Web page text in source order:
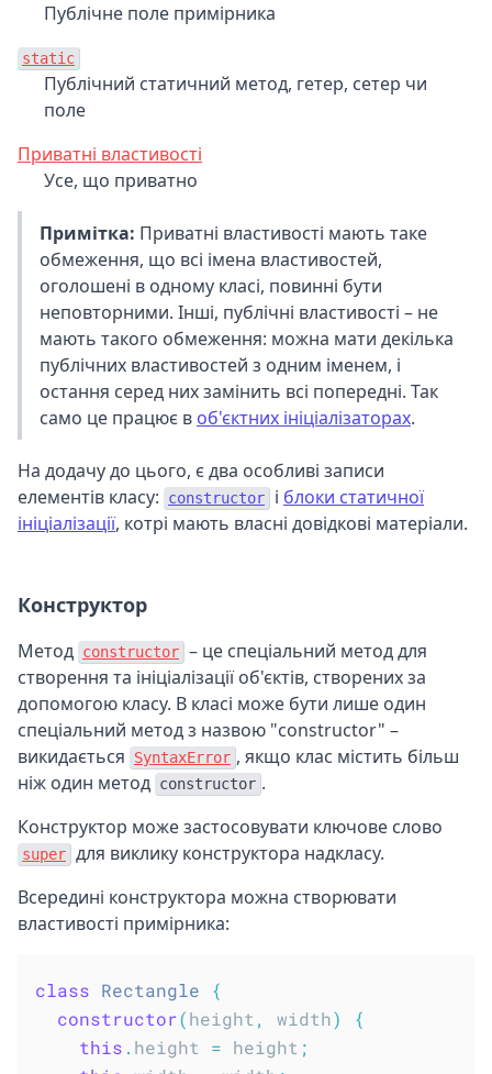
Публічне поле примірника
static
Публічний статичний метод, гетер, сетер чи
поле
Приватні властивості
Усе, що приватно
Примітка: Приватні властивості мають таке
обмеження, що всі імена властивостей,
оголошені в одному класі, повинні бути
неповторними. Інші, публічні властивості – не
мають такого обмеження: можна мати декілька
публічних властивостей з одним іменем, і
остання серед них замінить всі попередні. Так
само це працює в об'єктних ініціалізаторах.
На додачу до цього, є два особливі записи
елементів класу:
constructor і блоки статичної
ініціалізації, котрі мають власні довідкові матеріали.
Конструктор
Метод constructor – це спеціальний метод для
створення та ініціалізації об'єктів, створених за
допомогою класу. В класі може бути лише один
спеціальний метод з назвою "constructor" –
викидається
SyntaxError , якщо клас містить більш
ніж один метод constructor .
Конструктор може застосовувати ключове слово
super для виклику конструктора надкласу.
Всередині конструктора можна створювати
властивості примірника:
class Rectangle
{
constructor(height , width)
{
this . height = height ;